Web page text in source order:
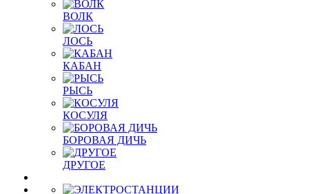
ВОЛК
ЛОСЬ
КАБАН
РЫСЬ
КОСУЛЯ
БОРОВАЯ ДИЧЬ
ДРУГОЕ